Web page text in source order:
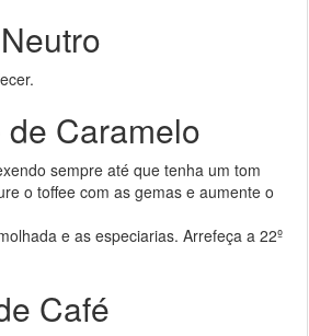
Caramelo
sempre até que tenha um tom
o toffee com as gemas e aumente o
e as especiarias. Arrefeça a 22º
Café